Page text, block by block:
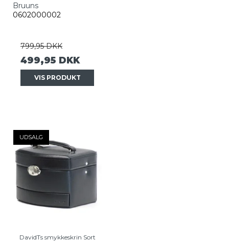
Bruuns
0602000002
799,95 DKK
499,95 DKK
VIS PRODUKT
UDSALG
DavidTs smykkeskrin Sort